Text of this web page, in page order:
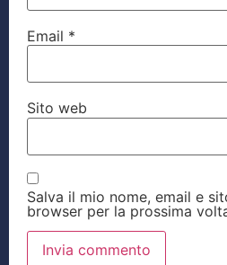
Email *
Sito web
Salva il mio nome, email e
browser per la prossima